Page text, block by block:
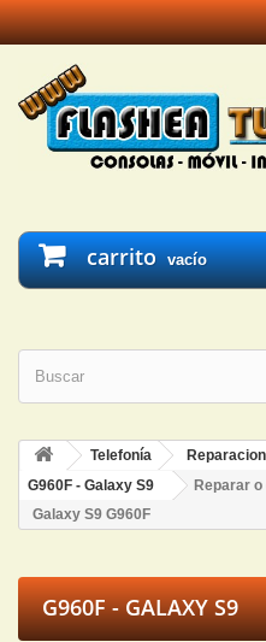
carrito vacío
Telefonía
G960F - Galaxy S9
Reparar
Galaxy S9 G960F
G960F - GALAXY S9